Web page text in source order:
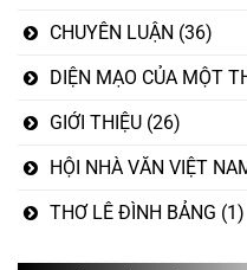
CHUYÊN LUẬN (36)
DIỆN MẠO CỦA MỘT
GIỚI THIỆU (26)
HỘI NHÀ VĂN VIỆT
THƠ LÊ ĐÌNH BẢNG (1)